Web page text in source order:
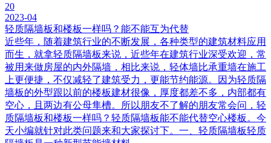
20
2023-04
轻质隔墙板和楼板一样吗？能不能互为代替
近些年，随着建筑行业的不断发展，各种类型的建筑材料应用
而生，就拿轻质隔墙板来说，近些年在建筑行业深受欢迎，常
被用来做房屋的内外隔墙，相比来说，轻体墙比承重墙在施工
上更便捷，不仅减轻了建筑受力，更能节约能源。因为轻质隔
墙板的外型跟以前的楼板建材很像，厚度都差不多，内部都有
空心，且两边有公母隼槽。所以朋友不了解的朋友常会问，轻
质隔墙板和楼板一样吗？轻质隔墙板能不能代替空心楼板。今
天小编就针对此类问题来和大家探讨下。一、轻质隔墙板轻质